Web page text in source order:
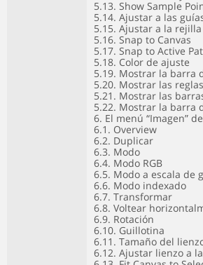
5.13. Show Sample
5.14. Ajustar a las
5.15. Ajustar a la rejilla
5.16. Snap to Canvas
5.17. Snap to Active
5.18. Color de ajuste
5.19. Mostrar la barra
5.20. Mostrar las reglas
5.21. Mostrar las
5.22. Mostrar la barra
6. El menú “Imagen”
6.1. Overview
6.2. Duplicar
6.3. Modo
6.4. Modo RGB
6.5. Modo a escala de
6.6. Modo indexado
6.7. Transformar
6.8. Voltear
6.9. Rotación
6.10. Guillotina
6.11. Tamaño del
6.12. Ajustar lienzo a